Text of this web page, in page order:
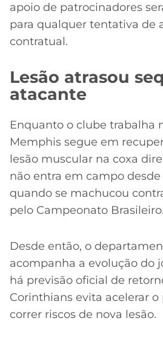
apoio de patrocinadores
para qualquer tentativa de
contratual.
Lesão atrasou
atacante
Enquanto o clube trabalha
Memphis segue em
lesão muscular na coxa
não entra em campo desde
quando se machucou
pelo Campeonato Brasileiro.
Desde então, o
acompanha a evolução do
há previsão oficial de
Corinthians evita acelerar o
correr riscos de nova lesão.